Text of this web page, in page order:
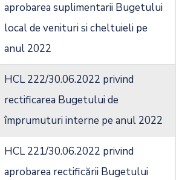
aprobarea suplimentarii Bugetului
local de venituri si cheltuieli pe
anul 2022
HCL 222/30.06.2022 privind
rectificarea Bugetului de
împrumuturi interne pe anul 2022
HCL 221/30.06.2022 privind
aprobarea rectificării Bugetului